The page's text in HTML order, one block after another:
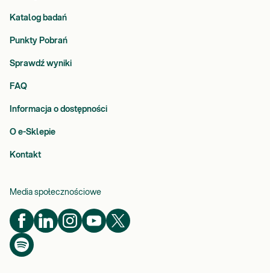
Katalog badań
Punkty Pobrań
Sprawdź wyniki
FAQ
Informacja o dostępności
O e-Sklepie
Kontakt
Media społecznościowe